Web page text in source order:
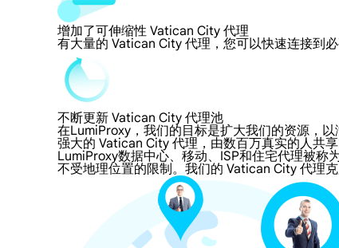
增加了可伸缩性 Vatican City 代理
有大量的 Vatican City 代理，您可以快速连接到
不断更新 Vatican City 代理池
在LumiProxy，我们的目标是扩大我们的资源，
强大的 Vatican City 代理，由数百万真实的人共
LumiProxy数据中心、移动、ISP和住宅代理被
不受地理位置的限制。我们的 Vatican City 代理